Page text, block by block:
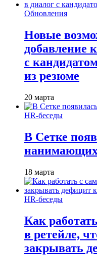
Обновления
Новые
добавление
с
из резюме
20 марта
HR-беседы
В Сетке
18 марта
HR-беседы
Как
в ретейле,
закрывать